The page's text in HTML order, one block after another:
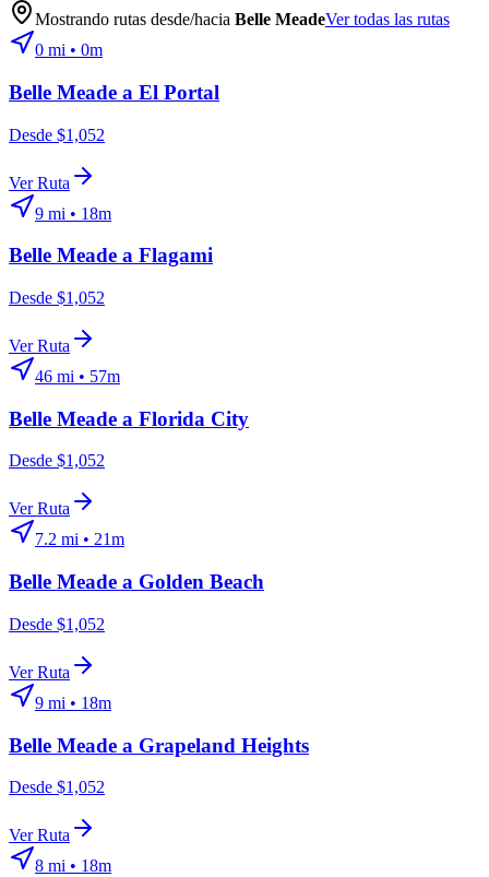
Mostrando rutas desde/hacia Belle MeadeVer todas las rutas
0 mi • 0m
Belle Meade a El Portal
Desde $1,052
Ver Ruta
9 mi • 18m
Belle Meade a Flagami
Desde $1,052
Ver Ruta
46 mi • 57m
Belle Meade a Florida City
Desde $1,052
Ver Ruta
7.2 mi • 21m
Belle Meade a Golden Beach
Desde $1,052
Ver Ruta
9 mi • 18m
Belle Meade a Grapeland Heights
Desde $1,052
Ver Ruta
8 mi • 18m